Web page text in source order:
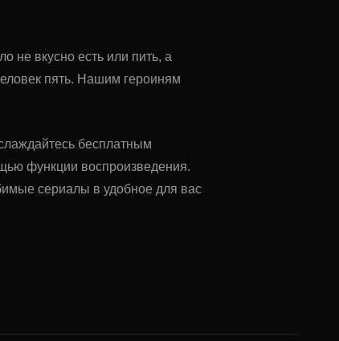
не вкусно есть или пить, а
пять. Нашим героиням
бесплатным
функции воспроизведения.
сериалы в удобное для вас